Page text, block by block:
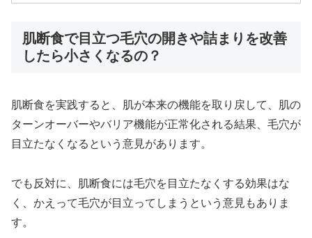
肌断食で目立つ毛穴の開きや詰まりを改善
したら小さくなるの？
肌断食を実践すると、肌が本来の機能を取り戻して、肌の
ターンオーバーやバリア機能が正常化される結果、毛穴が
目立たなくなるという意見があります。
でも反対に、肌断食には毛穴を目立たなくする効果はな
く、かえって毛穴が目立ってしまうという意見もありま
す。